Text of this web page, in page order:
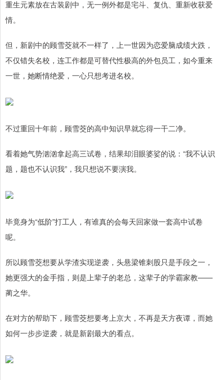
重生元素放在古装剧中，无一例外都是宅斗、复仇、重新收获爱
情。
但，新剧中的顾雪茭就不一样了，上一世因为恋爱脑成绩大跌，
不仅错失名校，连工作都是可替代性极高的外包员工，如今重来
一世，她断情绝爱，一心只想考进名校。
不过重回十年前，顾雪茭的高中知识早就忘得一干二净。
看着她气势汹汹拿起高三试卷，结果却泪眼婆娑的说：“我不认识
题，题也不认识我”，我只想说不要演我。
毕竟身为“低阶”打工人，有谁真的会每天回家做一套高中试卷
呢。
所以顾雪茭想要从学渣实现逆袭，头悬梁锥刺股只是手段之一，
她更强大的金手指，则是上辈子的老总，这辈子的学霸家教——
蔺之华。
在对方的帮助下，顾雪茭想要考上京大，不再是天方夜谭，而她
如何一步步逆袭，就是新剧最大的看点。